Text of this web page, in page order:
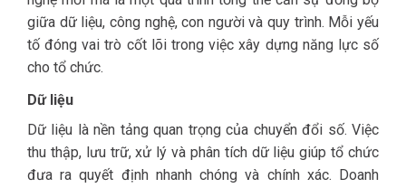
giữa dữ liệu, công nghệ, con người và quy trình. Mỗi yếu
tố đóng vai trò cốt lõi trong việc xây dựng năng lực số
cho tổ chức.
Dữ liệu
Dữ liệu là nền tảng quan trọng của chuyển đổi số. Việc
thu thập, lưu trữ, xử lý và phân tích dữ liệu giúp tổ chức
đưa ra quyết định nhanh chóng và chính xác. Doanh